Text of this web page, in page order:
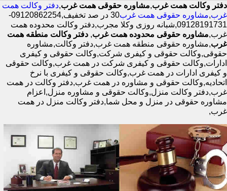
دفتر وکالت همت غرب,مشاوره حقوقی همت غرب,دفتر وکالت همت
غرب,مشاوره حقوقی همت غرب
30 در صد تخفیف,09120862254-
09128191731,شبانه روزی وکلا مجرب,دفتر وکالت محدوده همت
غرب,مشاوره حقوقی محدوده همت غرب, دفتر وکالت منطقه همت
غرب,مشاوره حقوقی منطقه همت غرب,دفتر وکالت,مشاوره
حقوقی,وکالت حقوقی و کیفری شرکت,وکالت حقوقی و کیفری
ادارات,وکالت حقوقی و کیفری شرکت در همت غرب,وکالت حقوقی
و کیفری ادارات در همت غرب,وکالت حقوقی و کیفری با نرخ
اتحادیه,وکالت حقوقی و مشاوره در همت غرب,دفتر وکالت در همت
غرب,دفتر وکالت منزل,وکالت حقوقی و مشاوره منزل,اعزام
مشاوره حقوقی در منزل و محل شما,دفتر وکالت منزل در همت
غرب,